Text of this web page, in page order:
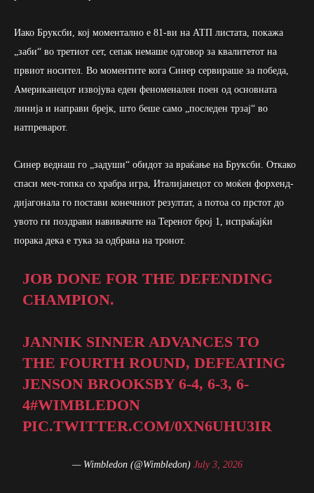
Иако Бруксби, кој моментално е 81-ви на АТП листата, покажа
„заби“ во третиот сет, сепак немаше одговор за квалитетот на
првиот носител. Во моментите кога Синер сервираше за победа,
Американецот извојува еден феноменален поен од основната
линија и направи брејк, што беше само „последен трзај“ во
натпреварот.
Синер веднаш го „задуши“ обидот за враќање на Бруксби. Откако
спаси меч-топка со храбра игра, Италијанецот со моќен форхенд-
дијагонала го постави конечниот резултат, а потоа со прстот до
увото ги поздрави навивачите на Теренот број 1, испраќајќи
порака дека е тука за одбрана на тронот.
JOB DONE FOR THE DEFENDING
CHAMPION.
JANNIK SINNER ADVANCES TO
THE FOURTH ROUND, DEFEATING
JENSON BROOKSBY 6-4, 6-3, 6-
4#WIMBLEDON
PIC.TWITTER.COM/0XN6UHU3IR
— Wimbledon (@Wimbledon) July 3, 2026